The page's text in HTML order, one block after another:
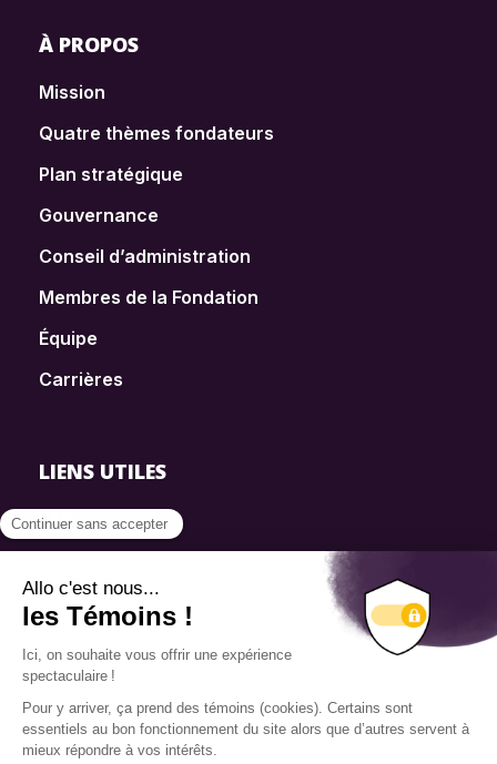
À PROPOS
Mission
Quatre thèmes fondateurs
Plan stratégique
Gouvernance
Conseil d’administration
Membres de la Fondation
Équipe
Carrières
LIENS UTILES
FAQ
Dons
Info source
Politique de confidentialité